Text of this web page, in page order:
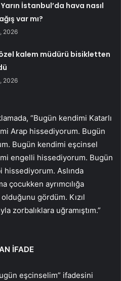
Yarın İstanbul’da hava nasıl
var mı?
2026
kalem müdürü bisikletten
2026
“Bugün kendimi Katarlı
Arap hissediyorum. Bugün
Bugün kendimi eşcinsel
engelli hissediyorum. Bugün
Aslında
çocukken ayrımcılığa
gördüm. Kızıl
zorbalıklara uğramıştım.”
İFADE
eşcinselim” ifadesini